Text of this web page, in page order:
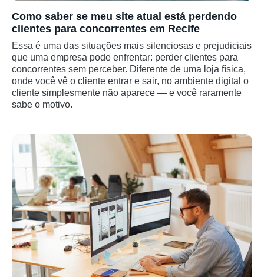
Como saber se meu site atual está perdendo
clientes para concorrentes em Recife
Essa é uma das situações mais silenciosas e prejudiciais
que uma empresa pode enfrentar: perder clientes para
concorrentes sem perceber. Diferente de uma loja física,
onde você vê o cliente entrar e sair, no ambiente digital o
cliente simplesmente não aparece — e você raramente
sabe o motivo.